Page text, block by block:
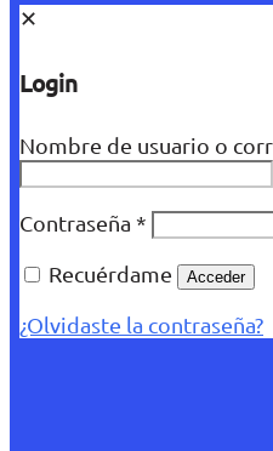
✕
Login
Nombre de usuario o
Contraseña *
Recuérdame
Acceder
¿Olvidaste la contraseña?